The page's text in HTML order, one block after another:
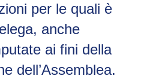
per le quali è
anche
ai fini della
dell’Assemblea.